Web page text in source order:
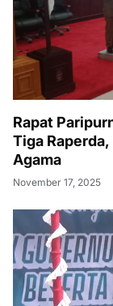
Rapat
Tiga
Agama
November 17, 2025